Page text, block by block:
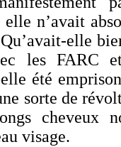
n’avait
elle
les FARC
été
sorte de
cheveux
visage.